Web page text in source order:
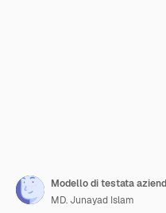
MD. Junayad Islam